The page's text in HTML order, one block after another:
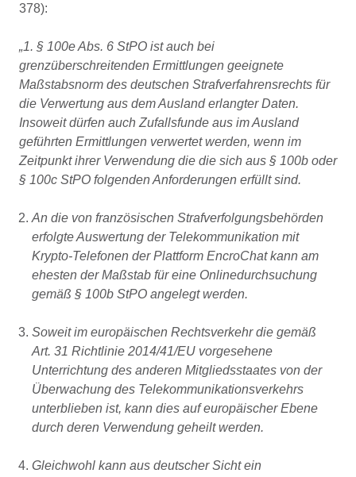
378):
„1. § 100e Abs. 6 StPO ist auch bei
grenzüberschreitenden Ermittlungen geeignete
Maßstabsnorm des deutschen Strafverfahrensrechts für
die Verwertung aus dem Ausland erlangter Daten.
Insoweit dürfen auch Zufallsfunde aus im Ausland
geführten Ermittlungen verwertet werden, wenn im
Zeitpunkt ihrer Verwendung die die sich aus § 100b oder
§ 100c StPO folgenden Anforderungen erfüllt sind.
An die von französischen Strafverfolgungsbehörden
erfolgte Auswertung der Telekommunikation mit
Krypto-Telefonen der Plattform EncroChat kann am
ehesten der Maßstab für eine Onlinedurchsuchung
gemäß § 100b StPO angelegt werden.
Soweit im europäischen Rechtsverkehr die gemäß
Art. 31 Richtlinie 2014/41/EU vorgesehene
Unterrichtung des anderen Mitgliedsstaates von der
Überwachung des Telekommunikationsverkehrs
unterblieben ist, kann dies auf europäischer Ebene
durch deren Verwendung geheilt werden.
Gleichwohl kann aus deutscher Sicht ein